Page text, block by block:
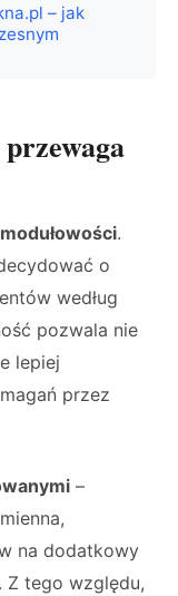
– jak
modułowości.
o
według
pozwala nie
lepiej
przez
–
na dodatkowy
Z tego względu,